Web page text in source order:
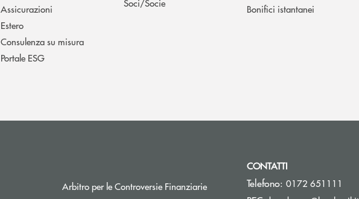
Assicurazioni
Estero
Consulenza su misura
Portale ESG
Soci/Socie
Bonifici istantanei
Arbitro per le Controversie FinanziarieApre una nuova finestra
CONTATTI
Telefono: 0172 651111